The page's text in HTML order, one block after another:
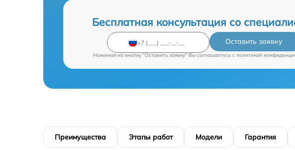
Бесплатная консультация со
Оставить заявку
Нажимая на кнопку "Оставить заявку" Вы соглашаетесь c политикой
Преимущества Этапы работ Модели Гарантия